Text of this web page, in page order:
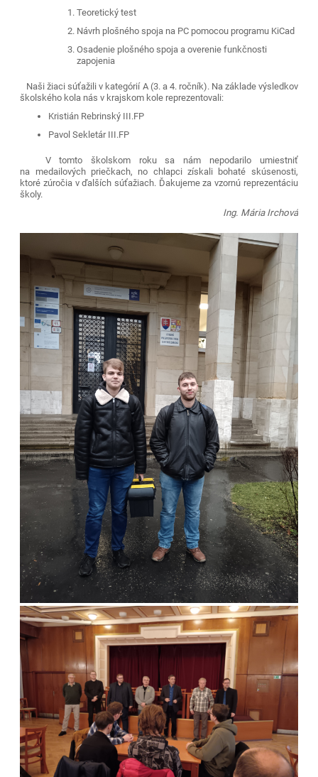
Teoretický test
Návrh plošného spoja na PC pomocou programu KiCad
Osadenie plošného spoja a overenie funkčnosti
zapojenia
Naši žiaci súťažili v kategórií A (3. a 4. ročník). Na základe výsledkov
školského kola nás v krajskom kole reprezentovali:
Kristián Rebrinský III.FP
Pavol Sekletár III.FP
V tomto školskom roku sa nám nepodarilo umiestniť
na medailových priečkach, no chlapci získali bohaté skúsenosti,
ktoré zúročia v ďalších súťažiach. Ďakujeme za vzornú reprezentáciu
školy.
Ing. Mária Irchová